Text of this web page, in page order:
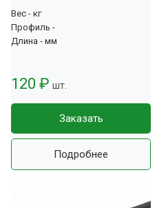
Вес - кг
Профиль -
Длина - мм
120 ₽ шт.
Заказать
Подробнее